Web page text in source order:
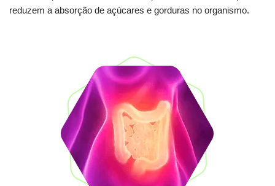
reduzem a absorção de açúcares e gorduras no organismo.